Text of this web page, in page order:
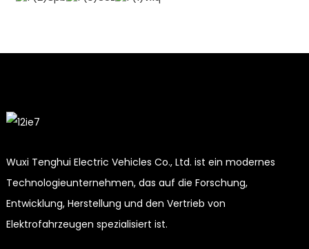
Wuxi Tenghui Electric Vehicles Co., Ltd. ist ein modernes
Technologieunternehmen, das auf die Forschung,
Entwicklung, Herstellung und den Vertrieb von
Elektrofahrzeugen spezialisiert ist.